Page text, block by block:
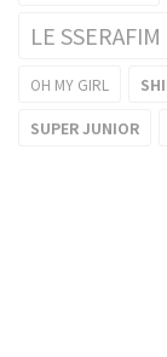
LE SSERAFIM
OH MY GIRL
SUPER JUNIOR